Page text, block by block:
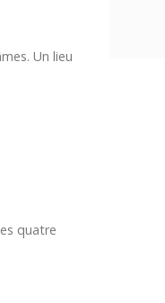
Un lieu
quatre